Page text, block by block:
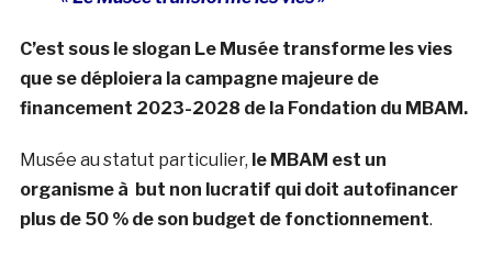
C’est sous le slogan Le Musée transforme les vies
que se déploiera la campagne majeure de
financement 2023-2028 de la Fondation du MBAM.
Musée au statut particulier, le MBAM est un
organisme à but non lucratif qui doit autofinancer
plus de 50 % de son budget de fonctionnement.